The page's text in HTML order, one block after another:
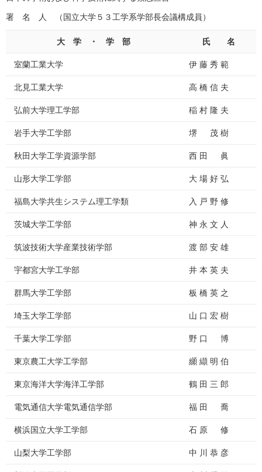
署 名 人 （国立大学５３工学系学部長会議構成員）
大 学 ・ 学 部 氏 名
室蘭工業大学 伊 藤 秀 範
北見工業大学 高 橋 信 夫
弘前大学理工学部 稲 村 隆 夫
岩手大学工学部 堺 茂 樹
秋田大学工学資源学部 西 田 眞
山形大学工学部 大 場 好 弘
福島大学共生システム理工学類 入 戸 野 修
茨城大学工学部 神 永 文 人
筑波技術大学産業技術学部 渡 部 安 雄
宇都宮大学工学部 井 本 英 夫
群馬大学工学部 板 橋 英 之
埼玉大学工学部 山 口 宏 樹
千葉大学工学部 野 口 博
東京農工大学工学部 纐 纈 明 伯
東京海洋大学海洋工学部 鶴 田 三 郎
電気通信大学電気通信学部 福 田 喬
横浜国立大学工学部 石 原 修
山梨大学工学部 中 川 恭 彦